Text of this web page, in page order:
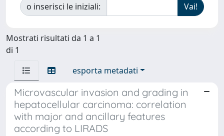
o inserisci le iniziali:
Mostrati risultati da 1 a 1
di 1
esporta metadati
Microvascular invasion and grading in
hepatocellular carcinoma: correlation
with major and ancillary features
according to LIRADS